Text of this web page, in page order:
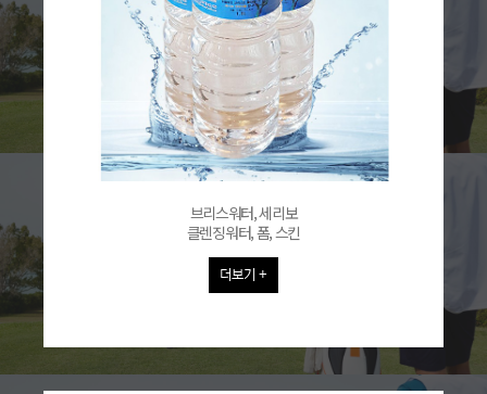
브리스워터, 세리보
클렌징워터, 폼, 스킨
더보기 +